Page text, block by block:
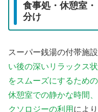
食事処・休憩室
分け
スーパー銭湯の付帯施
い後の深いリラックス
をスムーズにするため
休憩室での静かな時間
クソロジーの利用 によ